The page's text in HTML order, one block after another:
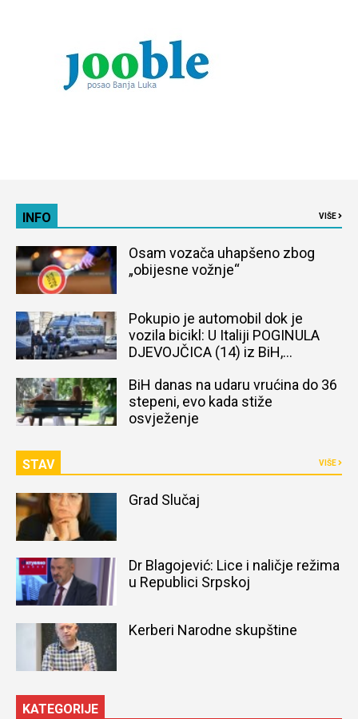
INFO VIŠE
Osam vozača uhapšeno zbog
„obijesne vožnje“
Pokupio je automobil dok je
vozila bicikl: U Italiji POGINULA
DJEVOJČICA (14) iz BiH,
BiH danas na udaru vrućina do 36
stepeni, evo kada stiže
osvježenje
STAV VIŠE
Grad Slučaj
Dr Blagojević: Lice i naličje režima
u Republici Srpskoj
Kerberi Narodne skupštine
KATEGORIJE